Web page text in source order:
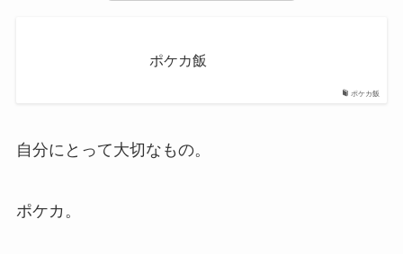
ポケカ飯
ポケカ飯
自分にとって大切なもの。
ポケカ。